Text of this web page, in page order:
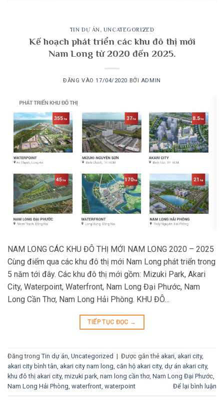
TIN DỰ ÁN , UNCATEGORIZED
Kế hoạch phát triển các khu đô thị mới
Nam Long từ 2020 đến 2025.
ĐĂNG VÀO17/04/2020 BỞI ADMIN
NAM LONG CÁC KHU ĐÔ THỊ MỚI NAM LONG 2020 – 2025
Cùng điểm qua các khu đô thị mới Nam Long phát triển trong
5 năm tới đây. Các khu đô thị mới gồm: Mizuki Park, Akari
City, Waterpoint, Waterfront, Nam Long Đại Phước, Nam
Long Cần Thơ, Nam Long Hải Phòng. KHU ĐÔ…
TIẾP TỤC ĐỌC →
Đăng trong Tin dự án, Uncategorized | Được gắn thẻ akari, akari city,
akari city bình tân, akari city nam long, căn hộ akari city, dự án akari city,
khu đô thị akari city, mizuki park, nam long cần thơ, Nam Long Đại Phước,
Nam Long Hải Phòng, waterfront, waterpoint Để lại bình luận